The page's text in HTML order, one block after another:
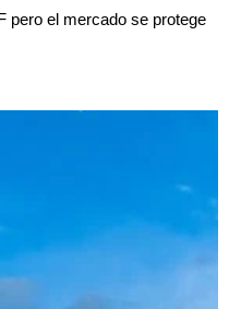
pero el mercado se protege